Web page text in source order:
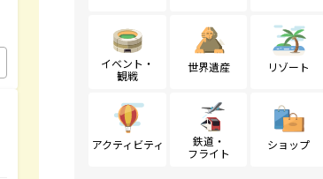
イベント・
観戦
世界遺産 リゾート
アクティビティ
鉄道・
フライト
ショップ